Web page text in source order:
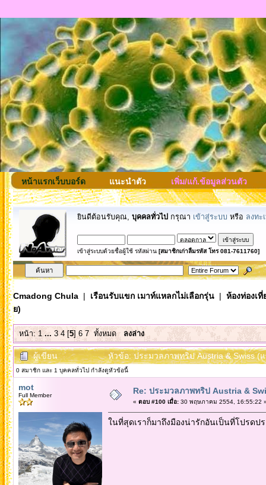
หน้าแรกเว็บบอร์ด แนะนำตัว เพิ่ม/แก้.ข้อมูลส่วนตัว
ยินดีต้อนรับคุณ, บุคคลทั่วไป กรุณา เข้าสู่ระบบ หรือ ลงทะ
เข้าสู่ระบบด้วยชื่อผู้ใช้ รหัสผ่าน [สมาชิกเก่าลืมรหัส โทร 081-7611760]
Cmadong Chula| เรือนรับแขก เมาท์แหลกไม่เลือกรุ่น| ห้องท่องเ
ย)
หน้า:1 ... 3 4[5] 6 7 ทั้งหมด ลงล่าง
ผู้เขียน หัวข้อ: ประมวลภาพทริป Austria & Swiss
0 สมาชิก และ 1 บุคคลทั่วไป กำลังดูหัวข้อนี้
mot
Full Member Re: ประมวลภาพทริป Austria &
« ตอบ #100 เมื่อ:30 พฤษภาคม 2554, 16:55:22
ในที่สุดเราก็มาถึงมืองน่ารักอันเป็นที่โปรดป